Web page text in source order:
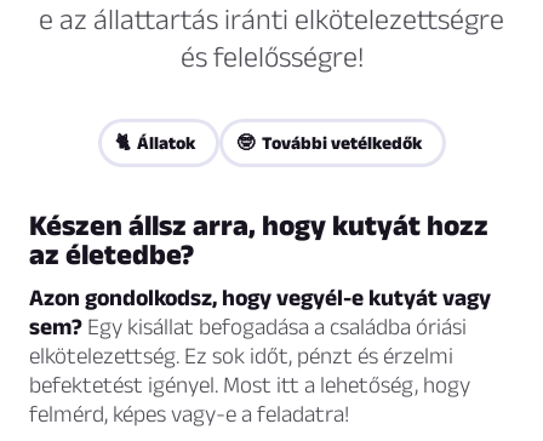
e az állattartás iránti elkötelezettségre
és felelősségre!
🐈 Állatok 🤓 További vetélkedők
Készen állsz arra, hogy kutyát hozz
az életedbe?
Azon gondolkodsz, hogy vegyél-e kutyát vagy
sem? Egy kisállat befogadása a családba óriási
elkötelezettség. Ez sok időt, pénzt és érzelmi
befektetést igényel. Most itt a lehetőség, hogy
felmérd, képes vagy-e a feladatra!